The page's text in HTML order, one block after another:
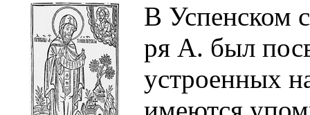
В Успенском
ря А. был
устроенных